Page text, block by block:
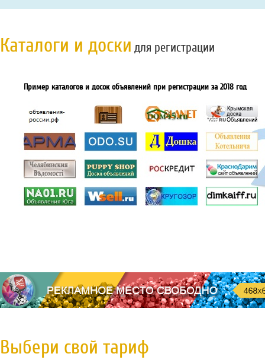
Каталоги и доски для регистрации
Пример каталогов и досок объявлений при регистрации за 2018 год
Выбери свой тариф